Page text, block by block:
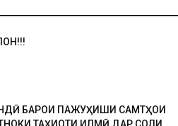
БАРОИ ПАЖУҲИШИ САМТҲОИ